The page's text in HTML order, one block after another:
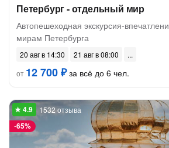
Петербург - отдельный мир
Автопешеходная экскурсия-
мирам Петербурга
20 авг в 14:30
21 авг в 08:00
от 12 700 ₽за всё до 6 чел.
-65%
1532 отзыва